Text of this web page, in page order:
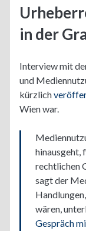
in der
Interview mit
und
kürzlich
Wien war.
hinausgeht,
rechtlichen
sagt der
wären,
Gespräch